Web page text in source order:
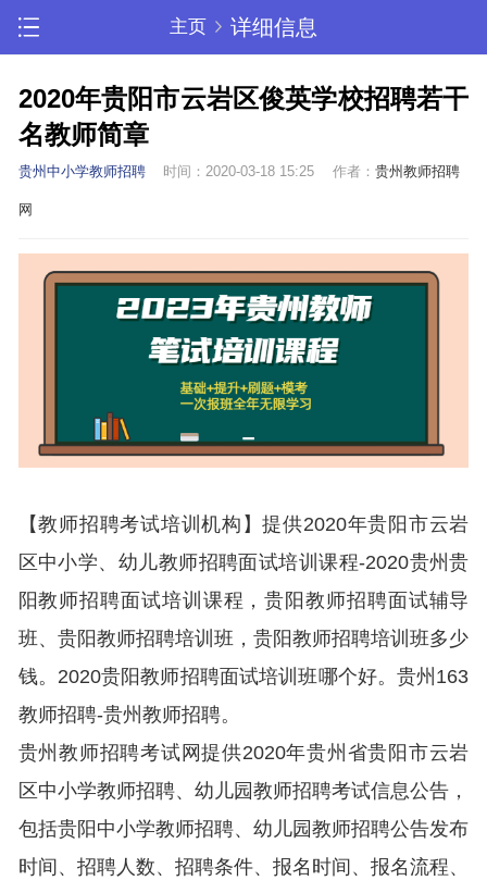
主页 详细信息
2020年贵阳市云岩区俊英学校招聘若干
名教师简章
贵州中小学教师招聘 时间：2020-03-18 15:25 作者： 贵州教师招聘
网
【教师招聘考试培训机构】提供2020年贵阳市云岩
区中小学、幼儿教师招聘面试培训课程-2020贵州贵
阳教师招聘面试培训课程，贵阳教师招聘面试辅导
班、贵阳教师招聘培训班，贵阳教师招聘培训班多少
钱。2020贵阳教师招聘面试培训班哪个好。贵州163
教师招聘-贵州教师招聘。
贵州教师招聘考试网提供2020年贵州省贵阳市云岩
区中小学教师招聘、幼儿园教师招聘考试信息公告，
包括贵阳中小学教师招聘、幼儿园教师招聘公告发布
时间、招聘人数、招聘条件、报名时间、报名流程、